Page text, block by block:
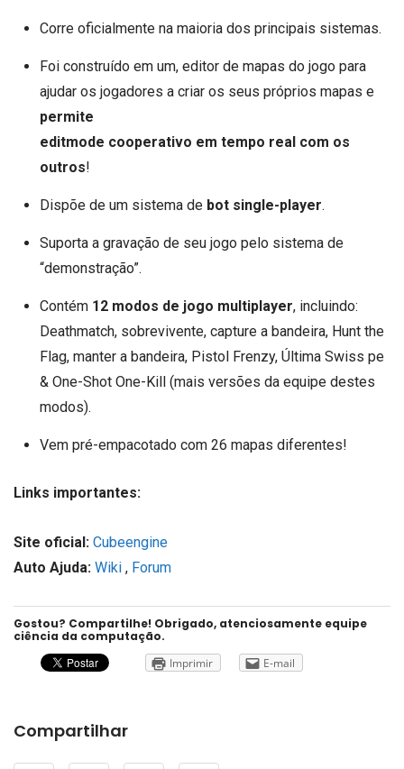
Corre oficialmente na maioria dos principais sistemas.
Foi construído em um, editor de mapas do jogo para
ajudar os jogadores a criar os seus próprios mapas e
permite
editmode cooperativo em tempo real com os
outros!
Dispõe de um sistema de bot single-player.
Suporta a gravação de seu jogo pelo sistema de
“demonstração”.
Contém 12 modos de jogo multiplayer, incluindo:
Deathmatch, sobrevivente, capture a bandeira, Hunt the
Flag, manter a bandeira, Pistol Frenzy, Última Swiss pe
& One-Shot One-Kill (mais versões da equipe destes
modos).
Vem pré-empacotado com 26 mapas diferentes!
Links importantes:
Site oficial: Cubeengine
Auto Ajuda: Wiki , Forum
Gostou? Compartilhe! Obrigado, atenciosamente equipe
ciência da computação.
Imprimir
E-mail
Compartilhar